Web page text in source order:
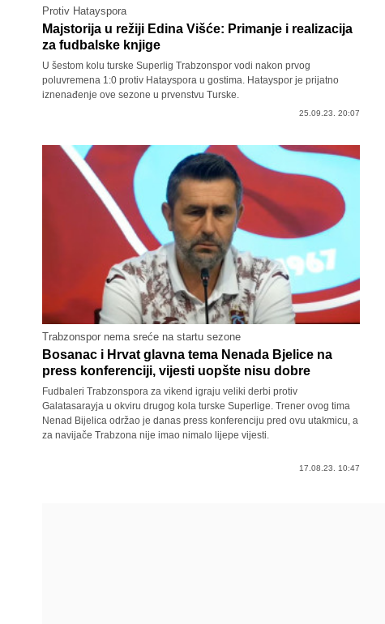
Protiv Hatayspora
Majstorija u režiji Edina Višće: Primanje i realizacija
za fudbalske knjige
U šestom kolu turske Superlig Trabzonspor vodi nakon prvog
poluvremena 1:0 protiv Hatayspora u gostima. Hatayspor je prijatno
iznenađenje ove sezone u prvenstvu Turske.
25.09.23. 20:07
Trabzonspor nema sreće na startu sezone
Bosanac i Hrvat glavna tema Nenada Bjelice na
press konferenciji, vijesti uopšte nisu dobre
Fudbaleri Trabzonspora za vikend igraju veliki derbi protiv
Galatasarayja u okviru drugog kola turske Superlige. Trener ovog tima
Nenad Bijelica održao je danas press konferenciju pred ovu utakmicu, a
za navijače Trabzona nije imao nimalo lijepe vijesti.
17.08.23. 10:47